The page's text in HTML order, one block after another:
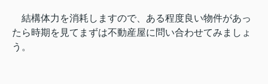
結構体力を消耗しますので、ある程度良い物件があっ
たら時期を見てまずは不動産屋に問い合わせてみましょ
う。